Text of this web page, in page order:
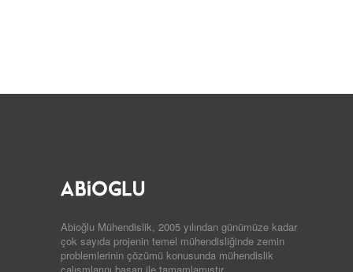
Abioğlu Mühendislik, 2005 yılından günümüze kadar
çok sayıda projenin temel mühendisliğinde zemin
problemlerinin çözümü konusunda mühendislik